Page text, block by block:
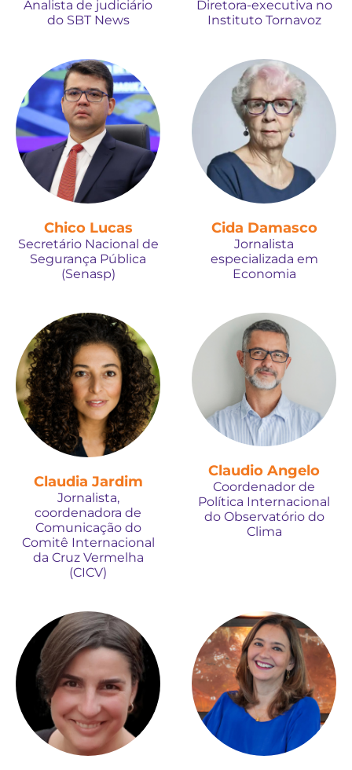
Analista de judiciário
do SBT News
Diretora-executiva no
Instituto Tornavoz
Chico Lucas
Secretário Nacional de
Segurança Pública
(Senasp)
Cida Damasco
Jornalista
especializada em
Economia
Claudia Jardim
Jornalista,
coordenadora de
Comunicação do
Comitê Internacional
da Cruz Vermelha
(CICV)
Claudio Angelo
Coordenador de
Política Internacional
do Observatório do
Clima